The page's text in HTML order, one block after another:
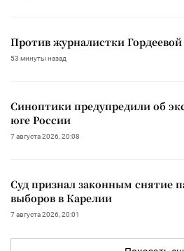
Против журналистки Гордеевой
53 минуты назад
Синоптики предупредили об
юге России
7 августа 2026, 20:08
Суд признал законным снятие
выборов в Карелии
7 августа 2026, 20:01